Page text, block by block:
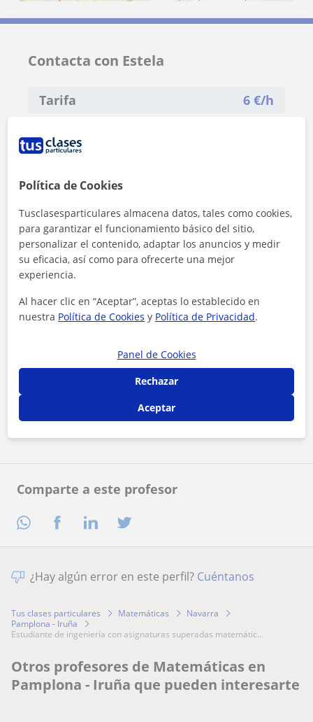
Comparte a este profesor
Contacta con Estela
Tarifa 6 €/h
aviso legal
Contactar ahora
¿Hay algún error en este perfil? Cuéntanos
Tus clases particulares Matemáticas
Navarra
Pamplona - Iruña
estudiante de ingeniería con asignaturas superadas matemátic...
Otros profesores de Matemáticas en
Pamplona - Iruña que pueden interesarte
Política de Cookies
Tusclasesparticulares almacena datos, tales como cookies,
para garantizar el funcionamiento básico del sitio,
personalizar el contenido, adaptar los anuncios y medir
su eficacia, así como para ofrecerte una mejor
experiencia.
Al hacer clic en “Aceptar”, aceptas lo establecido en
nuestra Política de Cookies y Política de Privacidad.
Panel de Cookies
Rechazar
Aceptar